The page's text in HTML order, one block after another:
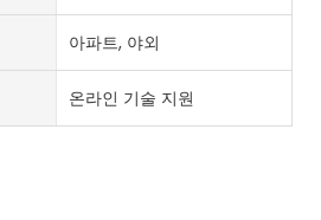
아파트, 야외
온라인 기술 지원